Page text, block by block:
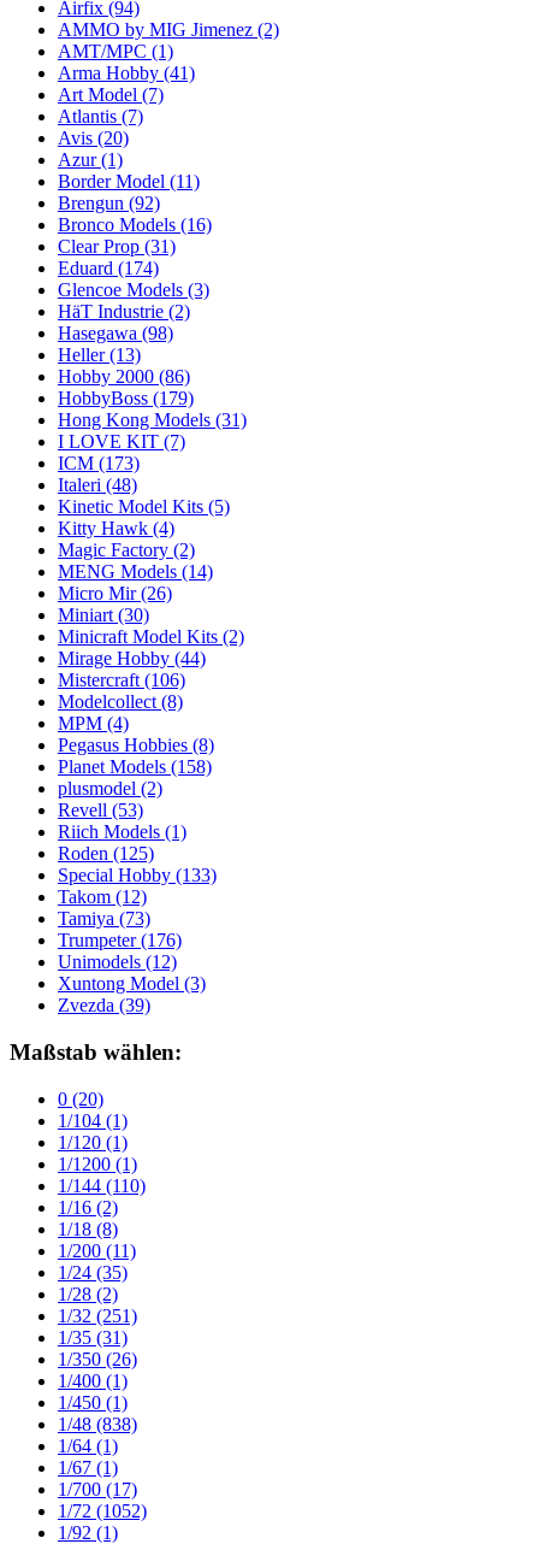
Airfix (94)
AMMO by MIG Jimenez (2)
AMT/MPC (1)
Arma Hobby (41)
Art Model (7)
Atlantis (7)
Avis (20)
Azur(1)
Border Model (11)
Brengun (92)
Bronco Models (16)
Clear Prop (31)
Eduard (174)
Glencoe Models (3)
HäT Industrie (2)
Hasegawa (98)
Heller(13)
Hobby 2000 (86)
HobbyBoss (179)
Hong Kong Models (31)
I LOVE KIT (7)
ICM (173)
Italeri (48)
Kinetic Model Kits (5)
Kitty Hawk (4)
Magic Factory (2)
MENG Models (14)
Micro Mir(26)
Miniart (30)
Minicraft Model Kits (2)
Mirage Hobby (44)
Mistercraft (106)
Modelcollect (8)
MPM (4)
Pegasus Hobbies (8)
Planet Models (158)
plusmodel (2)
Revell (53)
Riich Models (1)
Roden (125)
Special Hobby (133)
Takom (12)
Tamiya (73)
Trumpeter(176)
Unimodels (12)
Xuntong Model (3)
Zvezda (39)
Maßstab wählen:
0 (20)
1/104 (1)
1/120 (1)
1/1200 (1)
1/144 (110)
1/16 (2)
1/18 (8)
1/200 (11)
1/24 (35)
1/28 (2)
1/32 (251)
1/35 (31)
1/350 (26)
1/400 (1)
1/450 (1)
1/48 (838)
1/64 (1)
1/67 (1)
1/700 (17)
1/72 (1052)
1/92 (1)